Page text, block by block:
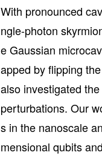
With pronounced
ngle-photon
e Gaussian
apped by flipping
also investigated
perturbations. Our
s in the nanoscale
mensional qubits